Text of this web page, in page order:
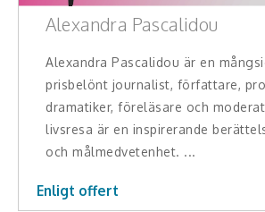
Alexandra Pascalidou
Alexandra Pascalidou är en
prisbelönt journalist, författare,
dramatiker, föreläsare och
livsresa är en inspirerande
och målmedvetenhet. ...
Enligt offert